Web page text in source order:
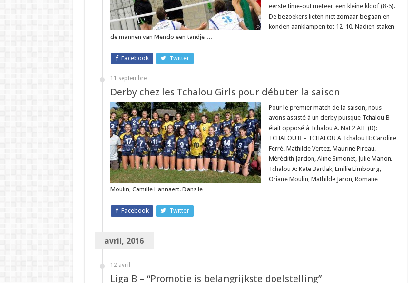
eerste time-out meteen een kleine kloof (8-5).
De bezoekers lieten niet zomaar begaan en
konden aanklampen tot 12-10. Nadien staken
de mannen van Mendo een tandje …
Facebook Twitter
11 septembre
Derby chez les Tchalou Girls pour débuter la saison
Pour le premier match de la saison, nous
avons assisté à un derby puisque Tchalou B
était opposé à Tchalou A. Nat 2 AIF (D):
TCHALOU B – TCHALOU A Tchalou B: Caroline
Ferré, Mathilde Vertez, Maurine Pireau,
Mérédith Jardon, Aline Simonet, Julie Manon.
Tchalou A: Kate Bartlak, Emilie Limbourg,
Oriane Moulin, Mathilde Jaron, Romane
Moulin, Camille Hannaert. Dans le …
Facebook Twitter
avril, 2016
12 avril
Liga B – “Promotie is belangrijkste doelstelling”